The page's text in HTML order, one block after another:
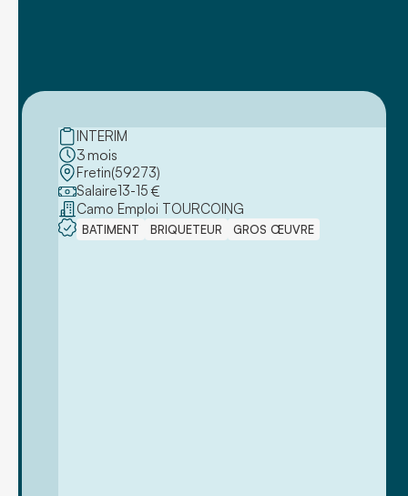
INTERIM
3mois
Fretin(59273)
Salaire13-15 €
Camo Emploi TOURCOING
BATIMENT BRIQUETEUR GROS ŒUVRE